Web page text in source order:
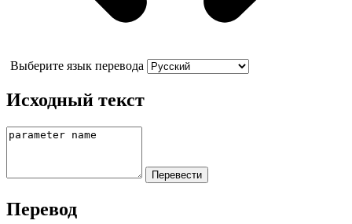
Выберите язык перевода
Исходный текст
Перевод